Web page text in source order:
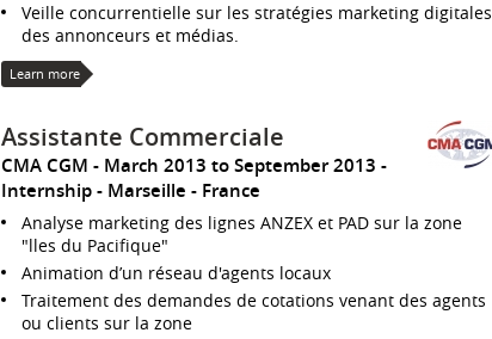
Veille concurrentielle sur les stratégies marketing digitales
des annonceurs et médias.
Learn more
Assistante Commerciale
CMA CGM
March 2013 to September 2013
Internship
Marseille France
Analyse marketing des lignes ANZEX et PAD sur la zone
"lles du Pacifique"
Animation d’un réseau d'agents locaux
Traitement des demandes de cotations venant des agents
ou clients sur la zone